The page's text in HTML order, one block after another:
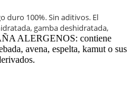
duro 100%. Sin aditivos. El
gamba deshidratada,
ALERGENOS: contiene
avena, espelta, kamut o sus